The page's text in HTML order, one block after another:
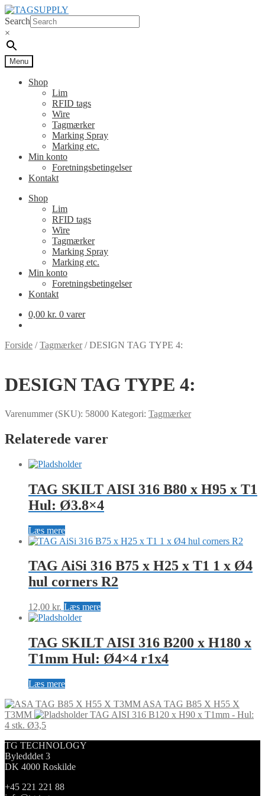
Spring
til
navigation
Spring
til
indhold
Search
×
Menu
Shop
Lim
RFID tags
Wire
Tagmærker
Marking Spray
Marking etc.
Min konto
Foretningsbetingelser
Kontakt
Shop
Lim
RFID tags
Wire
Tagmærker
Marking Spray
Marking etc.
Min konto
Foretningsbetingelser
Kontakt
0,00 kr. 0 varer
Forside /Tagmærker/DESIGN TAG TYPE 4:
DESIGN TAG TYPE 4:
Varenummer (SKU): 58000 Kategori: Tagmærker
Relaterede varer
TAG SKILT AISI 316 B80 x H95 x T1
Hul: Ø3.8×4
Læs mere
TAG AiSi 316 B75 x H25 x T1 1 x Ø4
hul corners R2
12,00 kr. Læs mere
TAG SKILT AISI 316 B200 x H180 x
T1mm Hul: Ø4×4 r1x4
Læs mere
ASA TAG B85 X H55 X
T3MM
TAG AISI 316 B120 x H90 x T1mm - Hul:
4 stk. Ø3,5
TG TECHNOLOGY
Byledddet 3
DK 4000 Roskilde
+45 221 221 88